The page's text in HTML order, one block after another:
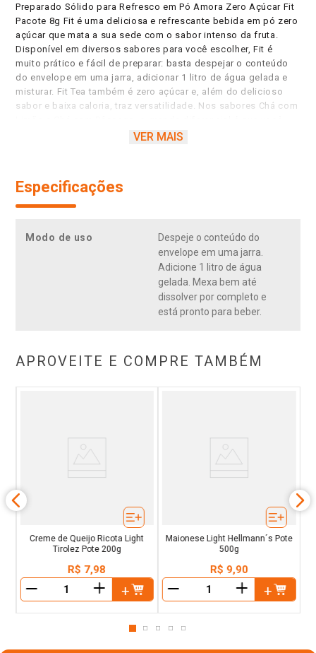
Preparado Sólido para Refresco em Pó Amora Zero Açúcar Fit
Pacote 8g Fit é uma deliciosa e refrescante bebida em pó zero
açúcar que mata a sua sede com o sabor intenso da fruta.
Disponível em diversos sabores para você escolher, Fit é
muito prático e fácil de preparar: basta despejar o conteúdo
do envelope em uma jarra, adicionar 1 litro de água gelada e
misturar. Fit Tea também é zero açúcar e, além do delicioso
sabor e baixa caloria, traz versatilidade. Nos sabores Chá com
pode escolher se quer tomar frio ou quente. Basta adicionar 1l
VER MAIS
Especificações
Modo de uso
Despeje o conteúdo do
envelope em uma jarra.
Adicione 1 litro de água
gelada. Mexa bem até
dissolver por completo e
está pronto para beber.
APROVEITE E COMPRE TAMBÉM
Creme de Queijo Ricota Light
Tirolez Pote 200g
R$ 7,98
＋
Maionese Light Hellmann´s Pote
500g
R$ 9,90
＋